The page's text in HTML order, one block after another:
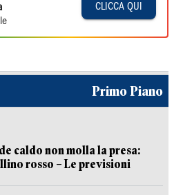
CLICCA QUI
Primo Piano
caldo non molla la presa:
rosso – Le previsioni